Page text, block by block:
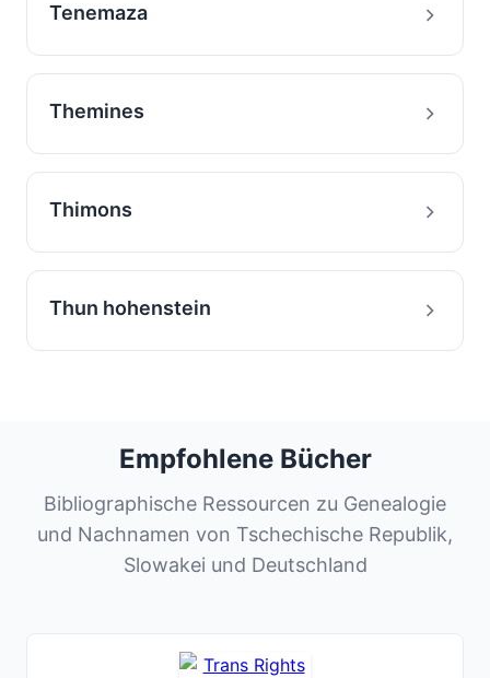
Tenemaza
Themines
Thimons
Thun hohenstein
Empfohlene Bücher
Bibliographische Ressourcen zu Genealogie
und Nachnamen von Tschechische Republik,
Slowakei und Deutschland